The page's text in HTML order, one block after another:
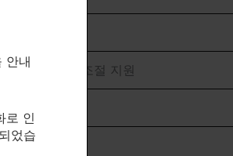
면역ㆍ기분 조절 지원
안내
로 인
었습